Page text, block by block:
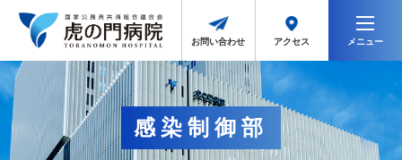
お問い合わせ アクセス メニュー
感染制御部